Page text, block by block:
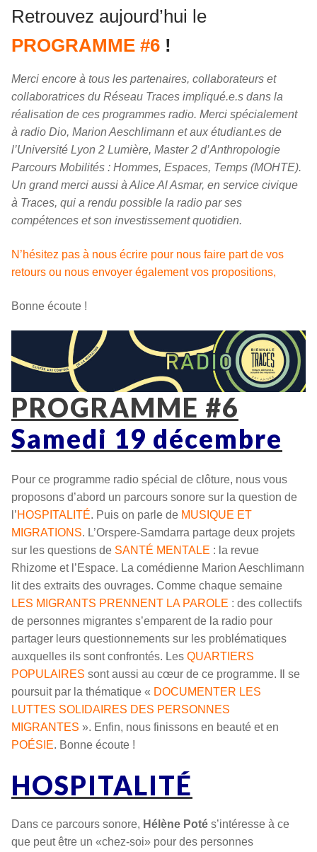
Retrouvez aujourd’hui le
PROGRAMME #6 !
Merci encore à tous les partenaires, collaborateurs et
collaboratrices du Réseau Traces impliqué.e.s dans la
réalisation de ces programmes radio. Merci spécialement
à radio Dio, Marion Aeschlimann et aux étudiant.es de
l’Université Lyon 2 Lumière, Master 2 d’Anthropologie
Parcours Mobilités : Hommes, Espaces, Temps (MOHTE).
Un grand merci aussi à Alice Al Asmar, en service civique
à Traces, qui a rendu possible la radio par ses
compétences et son investissement quotidien.
N’hésitez pas à nous écrire pour nous faire part de vos
retours ou nous envoyer également vos propositions,
Bonne écoute !
PROGRAMME #6
Samedi 19 décembre
Pour ce programme radio spécial de clôture, nous vous
proposons d’abord un parcours sonore sur la question de
l’HOSPITALITÉ. Puis on parle de MUSIQUE ET
MIGRATIONS. L’Orspere-Samdarra partage deux projets
sur les questions de SANTÉ MENTALE : la revue
Rhizome et l’Espace. La comédienne Marion Aeschlimann
lit des extraits des ouvrages. Comme chaque semaine
LES MIGRANTS PRENNENT LA PAROLE : des collectifs
de personnes migrantes s’emparent de la radio pour
partager leurs questionnements sur les problématiques
auxquelles ils sont confrontés. Les QUARTIERS
POPULAIRES sont aussi au cœur de ce programme. Il se
poursuit par la thématique « DOCUMENTER LES
LUTTES SOLIDAIRES DES PERSONNES
MIGRANTES ». Enfin, nous finissons en beauté et en
POÉSIE. Bonne écoute !
HOSPITALITÉ
Dans ce parcours sonore, Hélène Poté s’intéresse à ce
que peut être un «chez-soi» pour des personnes